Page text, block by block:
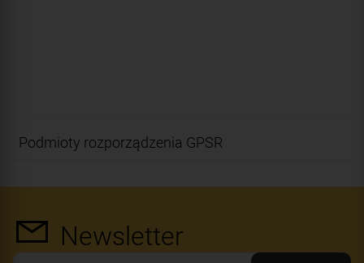
Podmioty rozporządzenia GPSR
Newsletter